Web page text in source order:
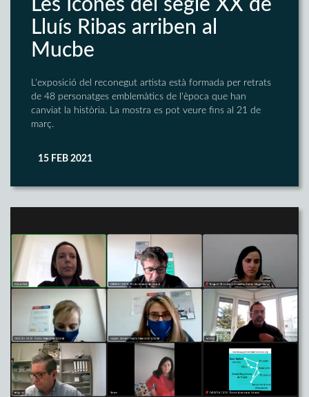
Les Icones del segle XX de
Lluís Ribas arriben al
Mucbe
L'exposició del reconegut artista està formada per retrats
de 48 personatges emblemàtics de l'època que han
canviat la història. La mostra es pot veure fins al 21 de
març.
15 FEB 2021